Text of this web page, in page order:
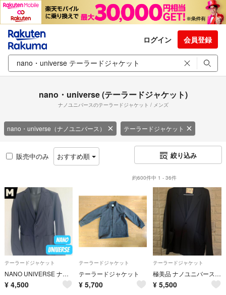
ログイン 会員登録
nano・universe (テーラードジャケット)
ナノユニバースのテーラードジャケット / メンズ
nano・universe（ナノユニバース） テーラードジャケット
販売中のみ おすすめ順 絞り込み
約600件中 1 - 36件
テーラードジャケット
NANO UNIVERSE ナノユニバース M テーラードジャケット 紺 メンズ
¥ 4,500
テーラードジャケット
テーラードジャケット
¥ 5,700
テーラードジャケット
極美品 ナノユニバース LB.01 薄手 テーラードジャケット メンズ S
¥ 5,500